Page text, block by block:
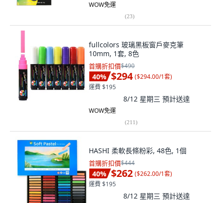
WOW免運
(23)
fullcolors 玻璃黑板窗戶麥克筆
10mm, 1套, 8色
首購折扣價$490
40% $294 ($294.00/1套)
運費 $195
8/12 星期三 預計送達
WOW免運
(211)
HASHI 柔軟長條粉彩, 48色, 1個
首購折扣價$444
40% $262 ($262.00/1套)
運費 $195
8/12 星期三 預計送達